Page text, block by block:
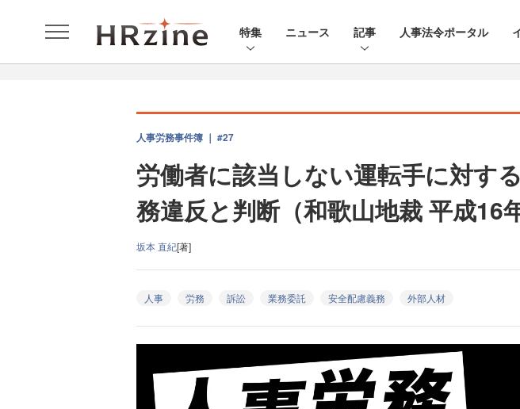
特集 ニュース 記事 人事法令ポータル
人事労務事件簿 ｜ #27
労働者に該当しない運転手に対す
務違反と判断（和歌山地裁 平成16
坂本 直紀[著]
人事 労務 訴訟 業務委託 安全配慮義務 外部人材